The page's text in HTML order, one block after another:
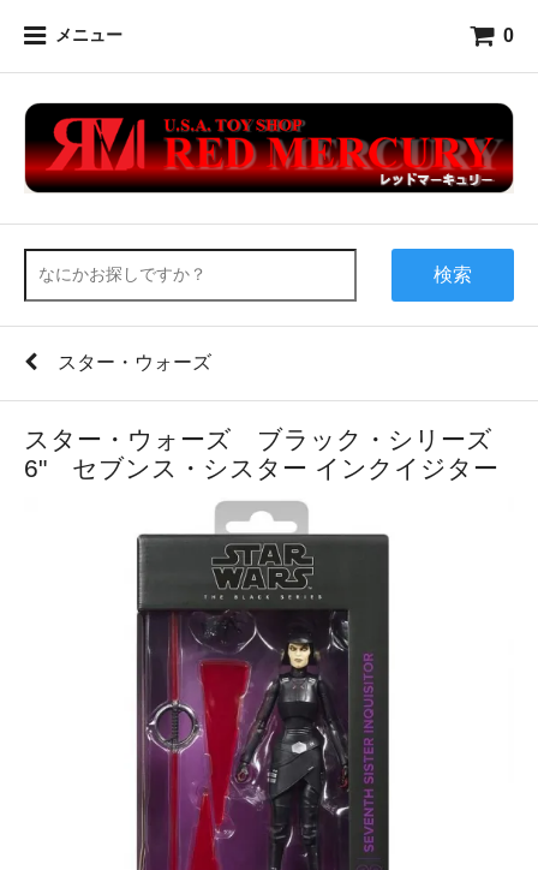
メニュー 0
検索
スター・ウォーズ
スター・ウォーズ ブラック・シリーズ
6" セブンス・シスター インクイジター